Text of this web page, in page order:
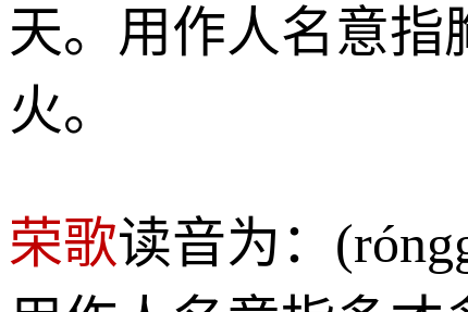
天。用作人名意指
火。
荣歌读音为：